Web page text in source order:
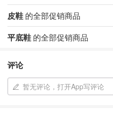
皮鞋 的全部促销商品
平底鞋 的全部促销商品
评论
暂无评论，打开App写评论